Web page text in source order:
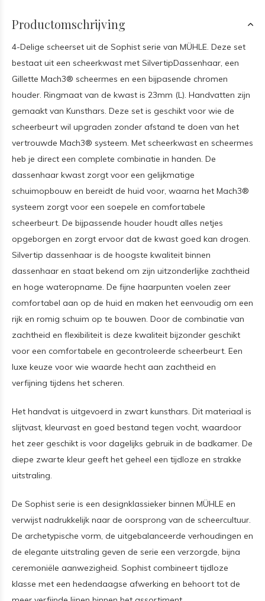
Productomschrijving
4-Delige scheerset uit de Sophist serie van MÜHLE. Deze set
bestaat uit een scheerkwast met SilvertipDassenhaar, een
Gillette Mach3® scheermes en een bijpasende chromen
houder. Ringmaat van de kwast is 23mm (L). Handvatten zijn
gemaakt van Kunsthars. Deze set is geschikt voor wie de
scheerbeurt wil upgraden zonder afstand te doen van het
vertrouwde Mach3® systeem. Met scheerkwast en scheermes
heb je direct een complete combinatie in handen. De
dassenhaar kwast zorgt voor een gelijkmatige
schuimopbouw en bereidt de huid voor, waarna het Mach3®
systeem zorgt voor een soepele en comfortabele
scheerbeurt. De bijpassende houder houdt alles netjes
opgeborgen en zorgt ervoor dat de kwast goed kan drogen.
Silvertip dassenhaar is de hoogste kwaliteit binnen
dassenhaar en staat bekend om zijn uitzonderlijke zachtheid
en hoge wateropname. De fijne haarpunten voelen zeer
comfortabel aan op de huid en maken het eenvoudig om een
rijk en romig schuim op te bouwen. Door de combinatie van
zachtheid en flexibiliteit is deze kwaliteit bijzonder geschikt
voor een comfortabele en gecontroleerde scheerbeurt. Een
luxe keuze voor wie waarde hecht aan zachtheid en
verfijning tijdens het scheren.
Het handvat is uitgevoerd in zwart kunsthars. Dit materiaal is
slijtvast, kleurvast en goed bestand tegen vocht, waardoor
het zeer geschikt is voor dagelijks gebruik in de badkamer. De
diepe zwarte kleur geeft het geheel een tijdloze en strakke
uitstraling.
De Sophist serie is een designklassieker binnen MÜHLE en
verwijst nadrukkelijk naar de oorsprong van de scheercultuur.
De archetypische vorm, de uitgebalanceerde verhoudingen en
de elegante uitstraling geven de serie een verzorgde, bijna
ceremoniële aanwezigheid. Sophist combineert tijdloze
klasse met een hedendaagse afwerking en behoort tot de